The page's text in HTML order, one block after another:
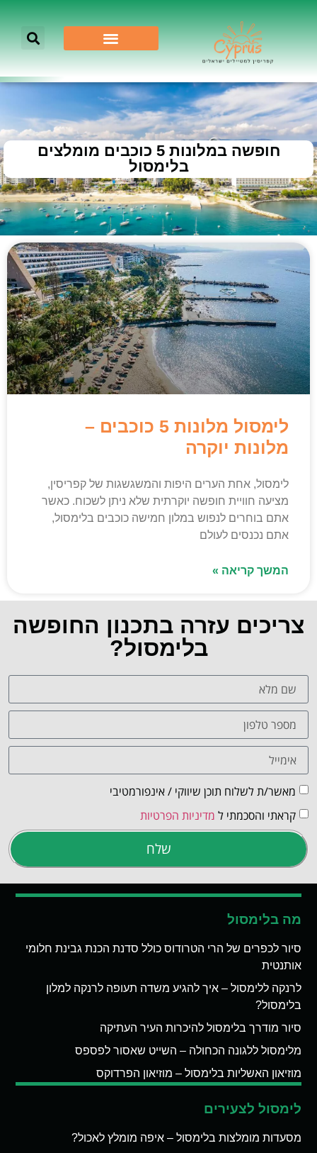
חופשה במלונות 5 כוכבים מומלצים
בלימסול
לימסול מלונות 5 כוכבים –
מלונות יוקרה
לימסול, אחת הערים היפות והמשגשגות של קפריסין,
מציעה חוויית חופשה יוקרתית שלא ניתן לשכוח. כאשר
אתם בוחרים לנפוש במלון חמישה כוכבים בלימסול,
אתם נכנסים לעולם
המשך קריאה »
צריכים עזרה בתכנון החופשה
בלימסול?
מאשר/ת לשלוח תוכן שיווקי / אינפורמטיבי
קראתי והסכמתי ל מדיניות הפרטיות
שלח
מה בלימסול
סיור לכפרים של הרי הטרודוס כולל סדנת הכנת גבינת חלומי
אותנטית
לרנקה ללימסול – איך להגיע משדה תעופה לרנקה למלון
בלימסול?
סיור מודרך בלימסול להיכרות העיר העתיקה
מלימסול ללגונה הכחולה – השייט שאסור לפספס
מוזיאון האשליות בלימסול – מוזיאון הפרדוקס
לימסול לצעירים
מסעדות מומלצות בלימסול – איפה מומלץ לאכול?